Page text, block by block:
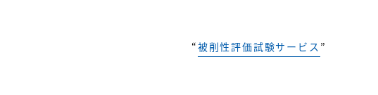
“被削性評価試験サービス ”